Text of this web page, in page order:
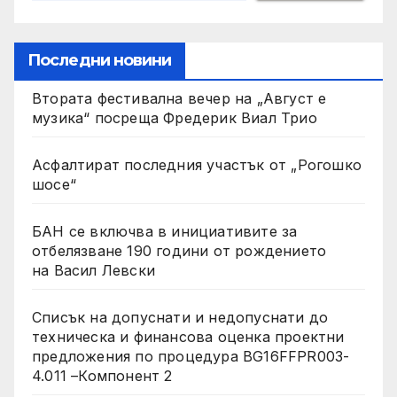
Последни новини
Втората фестивална вечер на „Август е
музика“ посреща Фредерик Виал Трио
Асфалтират последния участък от „Рогошко
шосе“
БАН се включва в инициативите за
отбелязване 190 години от рождението
на Васил Левски
Списък на допуснати и недопуснати до
техническа и финансова оценка проектни
предложения по процедура BG16FFPR003-
4.011 –Компонент 2